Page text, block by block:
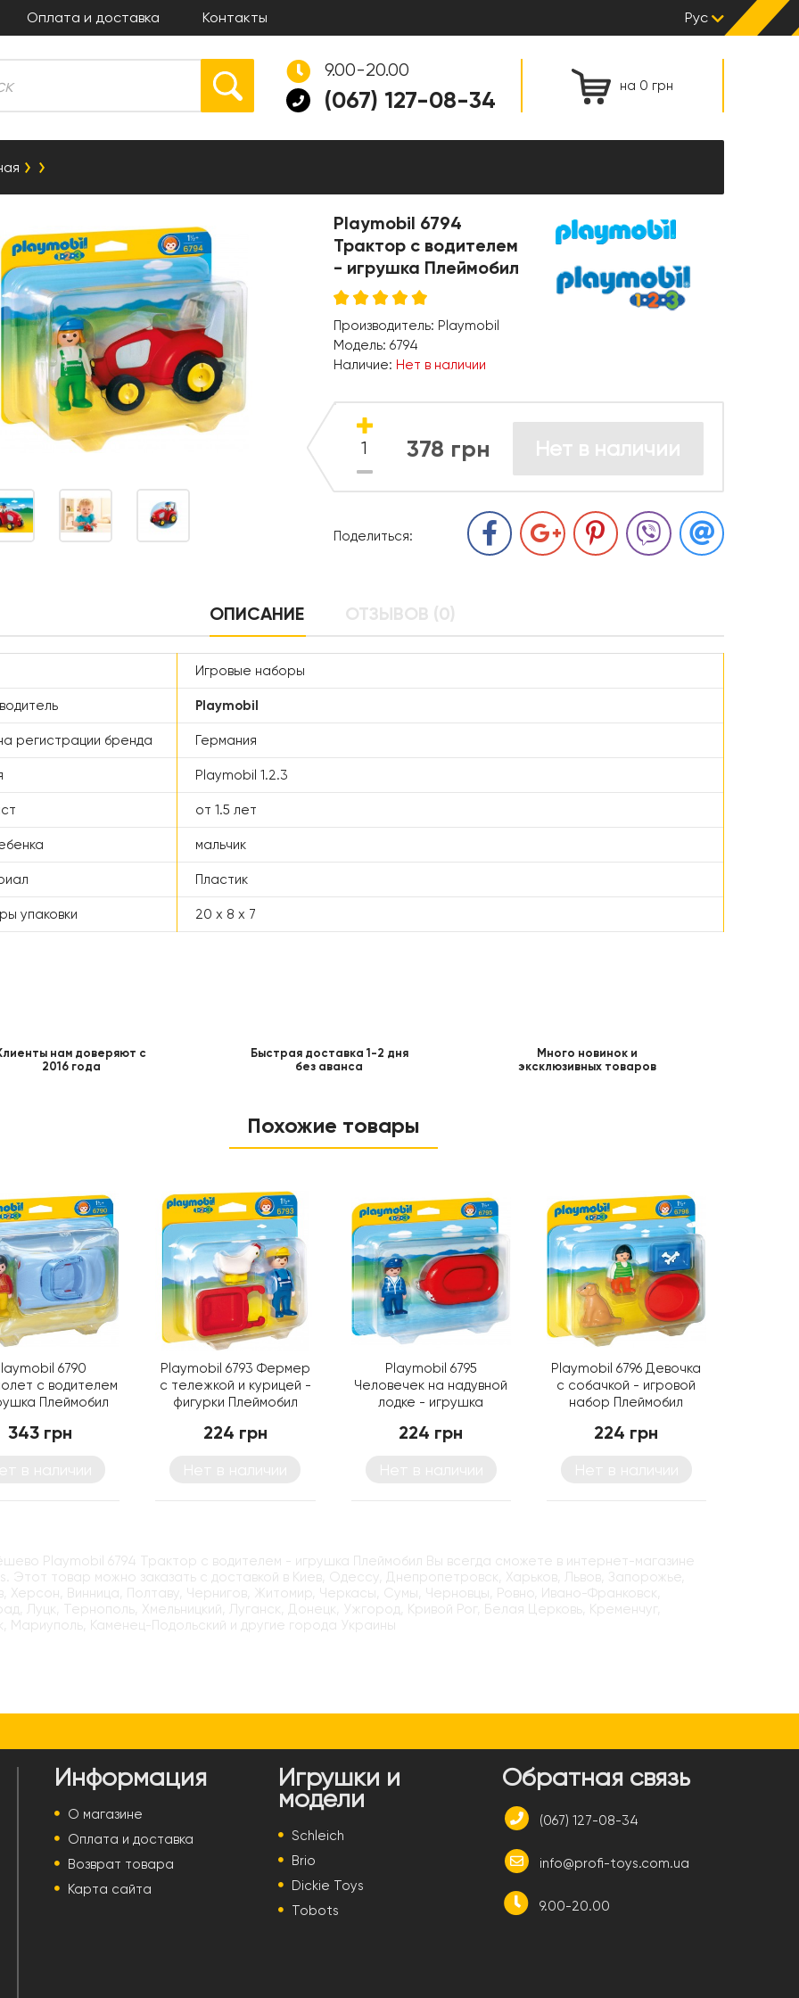
Оплата и доставка Контакты Рус
на 0 грн
9.00-20.00
(067) 127-08-34
Playmobil 6794
Трактор с водителем
- игрушка Плеймобил
Производитель: Playmobil
Модель: 6794
Наличие: Нет в наличии
378 грн Нет в наличии
Поделиться:
ОПИСАНИЕ ОТЗЫВОВ (0)
Игровые наборы
Playmobil
регистрации бренда Германия
Playmobil 1.2.3
от 1.5 лет
мальчик
Пластик
упаковки 20 x 8 x 7
нам доверяют с
2016 года
Быстрая доставка 1-2 дня
без аванса
Много новинок и
эксклюзивных товаров
Похожие товары
6790
с водителем
Плеймобил
343 грн
Playmobil 6793 Фермер
с тележкой и курицей -
фигурки Плеймобил
224 грн
Playmobil 6795
Человечек на надувной
лодке - игрушка
224 грн
Playmobil 6796 Девочка
с собачкой - игровой
набор Плеймобил
224 грн
Playmobil 6794 Трактор с водителем - игрушка Плеймобил Вы всегда сможете в интернет-магазине
Этот товар можно заказать с доставкой в Киев, Одессу, Днепропетровск, Харьков, Львов, Запорожье,
Херсон, Винница, Полтаву, Чернигов, Житомир, Черкасы, Сумы, Черновцы, Ровно, Ивано-Франковск,
Луцк, Тернополь, Хмельницкий, Луганск, Донецк, Ужгород, Кривой Рог, Белая Церковь, Кременчуг,
Мариуполь, Каменец-Подольский и другие города Украины
Информация
О магазине
Оплата и доставка
Возврат товара
Карта сайта
Игрушки и
модели
Schleich
Brio
Dickie Toys
Tobots
Обратная связь
(067) 127-08-34
info@profi-toys.com.ua
9.00-20.00